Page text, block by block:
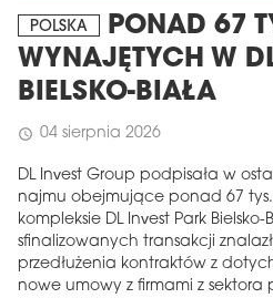
POLSKA
PONAD 67
WYNAJĘTYCH W
BIELSKO-BIAŁA
schedule 04 sierpnia 2026
DL Invest Group podpisała w
najmu obejmujące ponad 67
kompleksie DL Invest Park Bielsko-
sfinalizowanych transakcji
przedłużenia kontraktów z
nowe umowy z firmami z sektora